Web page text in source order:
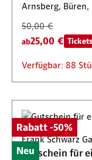
Arnsberg,
50,00 €
ab25,00 €
Verfügbar: 88
Rabatt -50%
Neu
Frank Schwarz
Gutschein für